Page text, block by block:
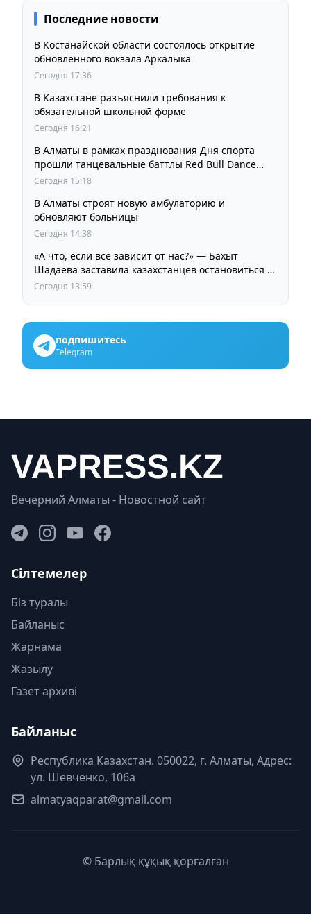
Последние новости
В Костанайской области состоялось открытие
обновленного вокзала Аркалыка
Сегодня 17:36
В Казахстане разъяснили требования к
обязательной школьной форме
Сегодня 16:21
В Алматы в рамках празднования Дня спорта
прошли танцевальные баттлы Red Bull Dance
Your Style
Сегодня 15:18
В Алматы строят новую амбулаторию и
обновляют больницы
Сегодня 14:38
«А что, если все зависит от нас?» — Бахыт
Шадаева заставила казахстанцев остановиться и
задуматься
Сегодня 13:59
подпишитесь
Telegram
Вечерний Алматы - Новостной сайт
Сілтемелер
Біз туралы
Байланыс
Жарнама
Жазылу
Газет архиві
Байланыс
Республика Казахстан. 050022, г. Алматы, Адрес:
ул. Шевченко, 106а
almatyaqparat@gmail.com
© Барлық құқық қорғалған